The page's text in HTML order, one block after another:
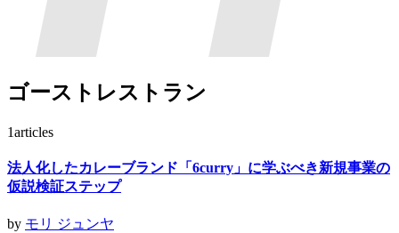
ゴーストレストラン
1articles
法人化したカレーブランド「6curry」に学ぶべき新規事業の
仮説検証ステップ
by モリ ジュンヤ